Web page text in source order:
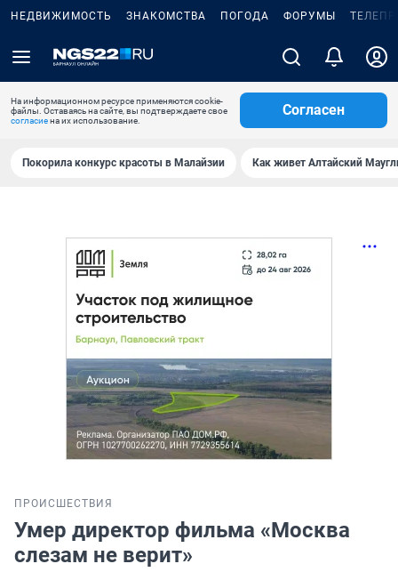
НЕДВИЖИМОСТЬ ЗНАКОМСТВА ПОГОДА ФОРУМЫ
На информационном ресурсе применяются cookie-
файлы. Оставаясь на сайте, вы подтверждаете свое
согласиена их использование.
Согласен
Покорила конкурс красоты в Малайзии Как живет Алтайский
ПРОИСШЕСТВИЯ
Умер директор фильма «Москва
слезам не верит»